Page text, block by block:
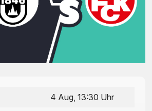
4 Aug, 13:30 Uhr